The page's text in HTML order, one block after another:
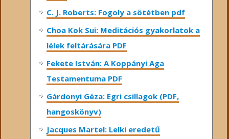
C. J. Roberts: Fogoly a sötétben pdf
Choa Kok Sui: Meditációs gyakorlatok a
lélek feltárására PDF
Fekete István: A Koppányi Aga
Testamentuma PDF
Gárdonyi Géza: Egri csillagok (PDF,
hangoskönyv)
Jacques Martel: Lelki eredetű